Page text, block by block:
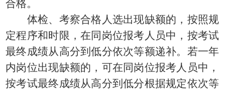
合格。
体检、考察合格人选出现缺额的，按照规
定程序和时限，在同岗位报考人员中，按考试
最终成绩从高分到低分依次等额递补。若一年
内岗位出现缺额的，可在同岗位报考人员中，
按考试最终成绩从高分到低分根据规定依次等